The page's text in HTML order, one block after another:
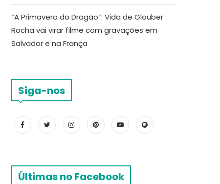
“A Primavera do Dragão”: Vida de Glauber
Rocha vai virar filme com gravações em
Salvador e na França
Siga-nos
Últimas no Facebook